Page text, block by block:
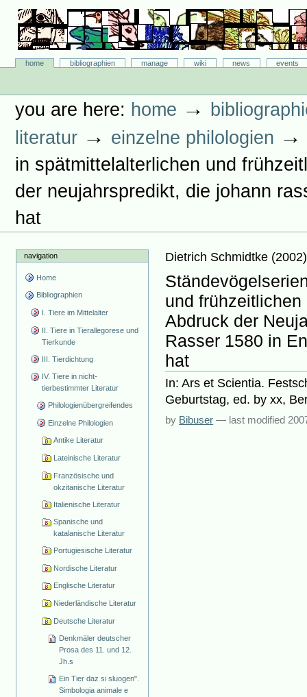
content.
navigation
Bibliographie-Portal
Sectionshome bibliographien manage wiki news
events
you are here: home →
literatur → einzelne philologien
in spätmittelalterlichen und
der neujahrspredikt, die johann
hat
navigation
Home
Bibliographien
I. Tiere im Mittelalter
II. Tiere in Tierallegorese und
Tierkunde
III. Tierdichtung
IV. Tiere in nicht-
tierbestimmter Literatur
Philologienübergreifendes
Einzelne Philologien
Antike Literatur
Lateinische Literatur
Französische und
okzitanische Literatur
Italienische Literatur
Spanische und
katalanische Literatur
Portugiesische Literatur
Nordische Literatur
Englische Literatur
Niederländische Literatur
Deutsche Literatur
Denkmäler deutscher
Prosa des 11. und 12.
Jh.s
Ein Tier daz si sluogen".
Simbologia animale e
Dietrich Schmidtke (2002)
und
Abdruck der
Rasser 1580 in
hat
In: Ars et Scientia.
Geburtstag, ed. by xx,
by Bibuser — last modified